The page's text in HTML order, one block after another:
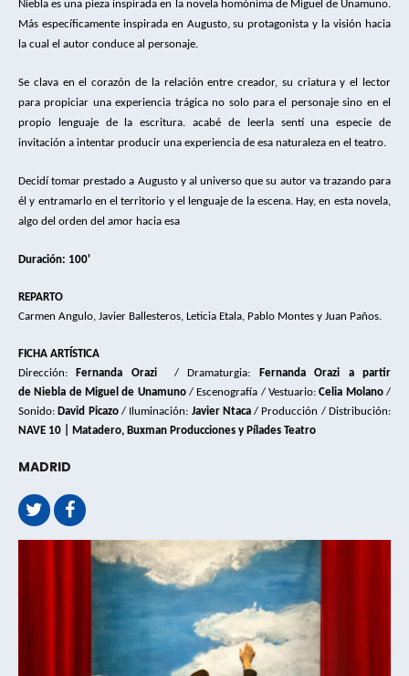
Niebla es una pieza inspirada en la novela homónima de Miguel de Unamuno.
Más específicamente inspirada en Augusto, su protagonista y la visión hacia
la cual el autor conduce al personaje.
Se clava en el corazón de la relación entre creador, su criatura y el lector
para propiciar una experiencia trágica no solo para el personaje sino en el
propio lenguaje de la escritura. acabé de leerla sentí una especie de
invitación a intentar producir una experiencia de esa naturaleza en el teatro.
Decidí tomar prestado a Augusto y al universo que su autor va trazando para
él y entramarlo en el territorio y el lenguaje de la escena. Hay, en esta novela,
algo del orden del amor hacia esa
Duración: 100'
REPARTO
Carmen Angulo, Javier Ballesteros, Leticia Etala, Pablo Montes y Juan Paños.
FICHA ARTÍSTICA
Dirección:
Fernanda Orazi / Dramaturgia:
Fernanda Orazi a partir
de Niebla de Miguel de Unamuno / Escenografía / Vestuario: Celia Molano /
Sonido: David Picazo / Iluminación: Javier Ntaca / Producción /
NAVE 10 | Matadero, Buxman Producciones y Pílades Teatro
MADRID